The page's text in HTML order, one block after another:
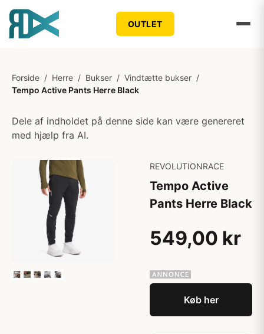
OUTLET
Forside / Herre / Bukser / Vindtætte bukser /
Tempo Active Pants Herre Black
Dele af indholdet på denne side kan være genereret
med hjælp fra AI.
REVOLUTIONRACE
Tempo Active
Pants Herre Black
549,00 kr
Køb her